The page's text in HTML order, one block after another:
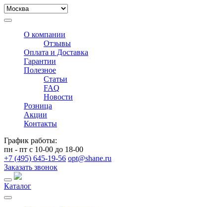
О компании
Отзывы
Оплата и Доставка
Гарантии
Полезное
Статьи
FAQ
Новости
Розница
Акции
Контакты
График работы:
пн - пт с 10-00 до 18-00
+7 (495) 645-19-56 opt@shane.ru
Заказать звонок
Каталог